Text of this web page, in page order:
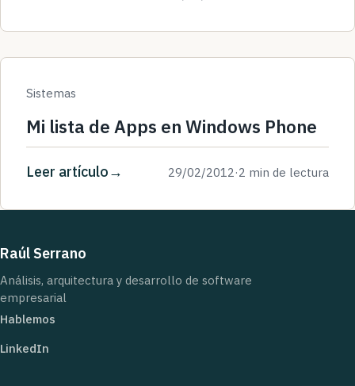
Sistemas
Mi lista de Apps en Windows Phone
Leer artículo 29/02/2012 ·2 min de lectura
Raúl Serrano
Análisis, arquitectura y desarrollo de software
empresarial
Hablemos
LinkedIn